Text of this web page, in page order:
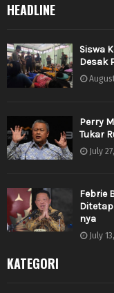
HEADLINE
Siswa
Desak
Perry
Tukar
July
Febrie
nya
July
KATEGORI